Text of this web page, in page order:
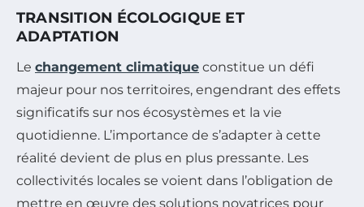
TRANSITION ÉCOLOGIQUE ET
ADAPTATION
Le changement climatique constitue un défi
majeur pour nos territoires, engendrant des effets
significatifs sur nos écosystèmes et la vie
quotidienne. L’importance de s’adapter à cette
réalité devient de plus en plus pressante. Les
collectivités locales se voient dans l’obligation de
mettre en œuvre des solutions novatrices pour